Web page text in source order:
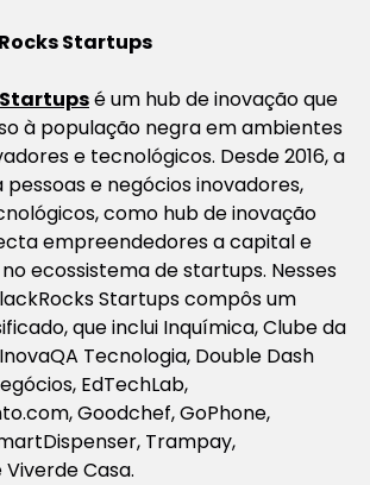
Startups
é um hub de inovação que
à população negra em ambientes
e tecnológicos. Desde 2016, a
e negócios inovadores,
como hub de inovação
empreendedores a capital e
ecossistema de startups. Nesses
Startups compôs um
que inclui Inquímica, Clube da
Tecnologia, Double Dash
EdTechLab,
Goodchef, GoPhone,
Trampay,
Casa.